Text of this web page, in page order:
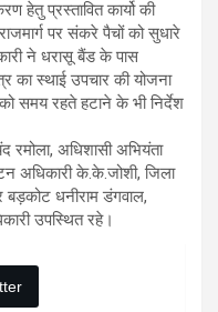
हेतु प्रस्तावित कार्यो की
पर संकरे पैचों को सुधारे
ने धरासू बैंड के पास
का स्थाई उपचार की योजना
समय रहते हटाने के भी निर्देश
रमोला, अधिशासी अभियंता
अधिकारी के.के.जोशी, जिला
बड़कोट धनीराम डंगवाल,
उपस्थित रहे।